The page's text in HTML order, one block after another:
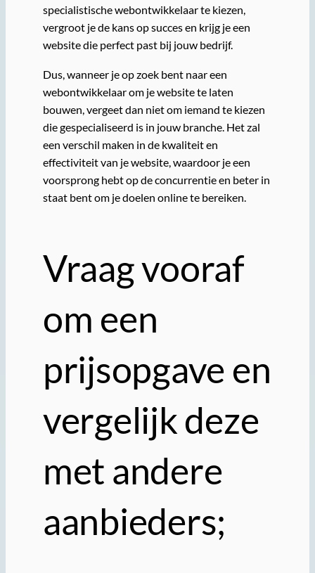
specialistische webontwikkelaar te kiezen,
vergroot je de kans op succes en krijg je een
website die perfect past bij jouw bedrijf.
Dus, wanneer je op zoek bent naar een
webontwikkelaar om je website te laten
bouwen, vergeet dan niet om iemand te kiezen
die gespecialiseerd is in jouw branche. Het zal
een verschil maken in de kwaliteit en
effectiviteit van je website, waardoor je een
voorsprong hebt op de concurrentie en beter in
staat bent om je doelen online te bereiken.
Vraag vooraf
om een
prijsopgave en
vergelijk deze
met andere
aanbieders;